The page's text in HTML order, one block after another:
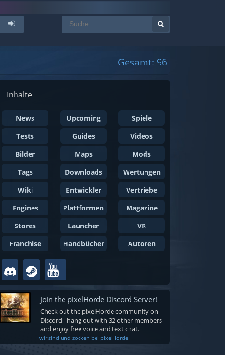
Gesamt: 96
Inhalte
News Upcoming
Spiele
Tests
Guides
Videos
Bilder
Maps
Mods
Tags
Downloads
Wertungen
Wiki
Entwickler
Vertriebe
Engines
Plattformen
Magazine
Stores
Launcher
VR
Franchise
Handbücher Autoren
Join the pixelHorde Discord Server!
Check out the pixelHorde community on
Discord - hang out with 32 other members
and enjoy free voice and text chat.
wir sind und zocken bei pixelHorde